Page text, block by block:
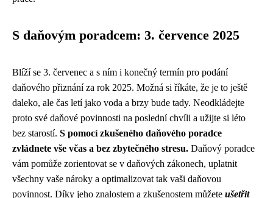
S daňovým poradcem: 3. července 2025
Blíží se 3. červenec a s ním i konečný termín pro podání
daňového přiznání za rok 2025. Možná si říkáte, že je to ještě
daleko, ale čas letí jako voda a brzy bude tady. Neodkládejte
proto své daňové povinnosti na poslední chvíli a užijte si léto
bez starostí. S pomocí zkušeného daňového poradce
zvládnete vše včas a bez zbytečného stresu. Daňový poradce
vám pomůže zorientovat se v daňových zákonech, uplatnit
všechny vaše nároky a optimalizovat tak vaši daňovou
povinnost. Díky jeho znalostem a zkušenostem můžete ušetřit